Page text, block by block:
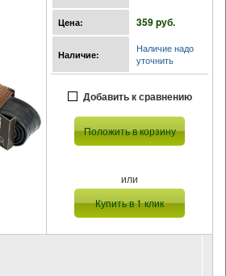
Цена: 359 pуб.
Наличие:
Наличие надо
уточнить
Добавить к сравнению
Положить в корзину
или
Купить в 1 клик